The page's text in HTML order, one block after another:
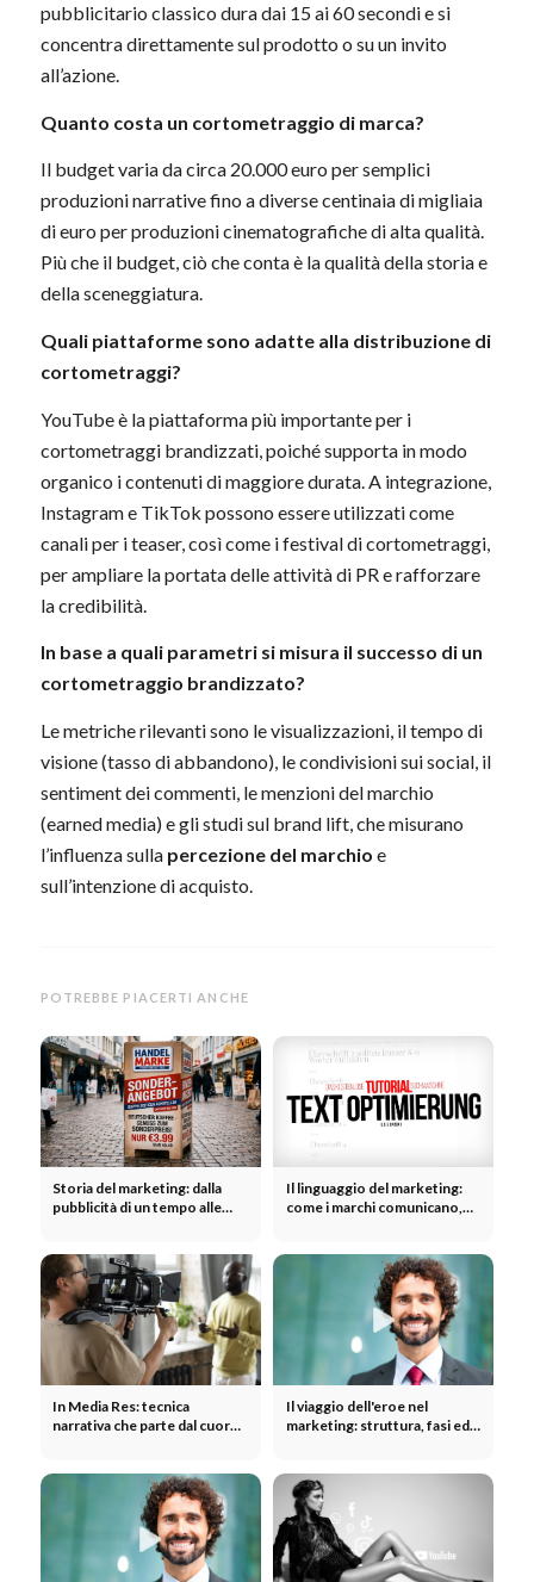
pubblicitario classico dura dai 15 ai 60 secondi e si
concentra direttamente sul prodotto o su un invito
all’azione.
Quanto costa un cortometraggio di marca?
Il budget varia da circa 20.000 euro per semplici
produzioni narrative fino a diverse centinaia di migliaia
di euro per produzioni cinematografiche di alta qualità.
Più che il budget, ciò che conta è la qualità della storia e
della sceneggiatura.
Quali piattaforme sono adatte alla distribuzione di
cortometraggi?
YouTube è la piattaforma più importante per i
cortometraggi brandizzati, poiché supporta in modo
organico i contenuti di maggiore durata. A integrazione,
Instagram e TikTok possono essere utilizzati come
canali per i teaser, così come i festival di cortometraggi,
per ampliare la portata delle attività di PR e rafforzare
la credibilità.
In base a quali parametri si misura il successo di un
cortometraggio brandizzato?
Le metriche rilevanti sono le visualizzazioni, il tempo di
visione (tasso di abbandono), le condivisioni sui social, il
sentiment dei commenti, le menzioni del marchio
(earned media) e gli studi sul brand lift, che misurano
l’influenza sulla percezione del marchio e
sull’intenzione di acquisto.
POTREBBE PIACERTI ANCHE
Storia del marketing: dalla
pubblicità di un tempo alle
Il linguaggio del marketing:
come i marchi comunicano,
In Media Res: tecnica
narrativa che parte dal cuore
Il viaggio dell'eroe nel
marketing: struttura, fasi ed